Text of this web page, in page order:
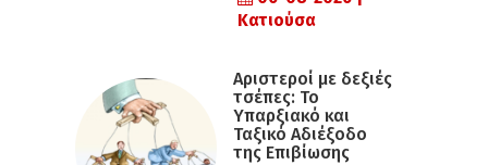
Κατιούσα
Αριστεροί με δεξιές
τσέπες: Το
Υπαρξιακό και
Ταξικό Αδιέξοδο
της Επιβίωσης